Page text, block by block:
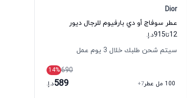
Dior
عطر سوفاج أو دي بارفيوم للرجال ديور
12تا915د.إ.
سيتم شحن طلبك خلال 3 يوم عمل
690
14%
100 مل عطر
+7
589د.إ.